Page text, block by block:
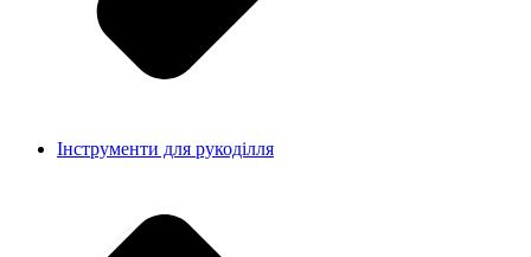
Інструменти для рукоділля